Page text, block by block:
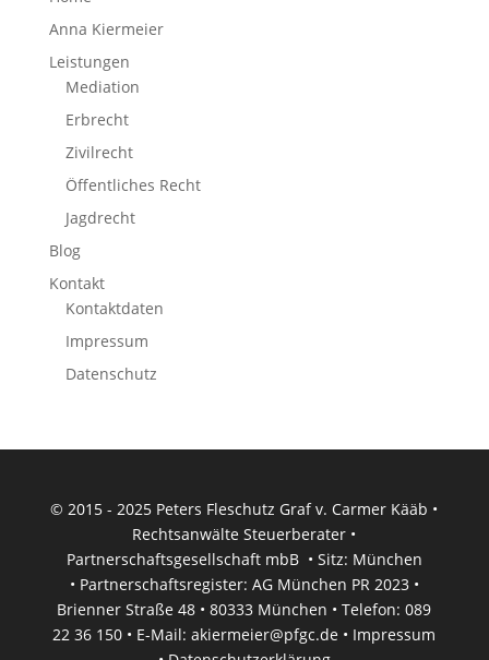
Anna Kiermeier
Leistungen
Mediation
Erbrecht
Zivilrecht
Öffentliches Recht
Jagdrecht
Blog
Kontakt
Kontaktdaten
Impressum
Datenschutz
© 2015 - 2025 Peters Fleschutz Graf v. Carmer Kääb •
Rechtsanwälte Steuerberater •
Partnerschaftsgesellschaft mbB • Sitz: München
• Partnerschaftsregister: AG München PR 2023 •
Brienner Straße 48 • 80333 München • Telefon: 089
22 36 150 • E-Mail:akiermeier@pfgc.de • Impressum